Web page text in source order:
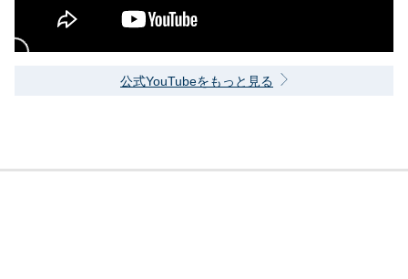
公式YouTubeをもっと見る